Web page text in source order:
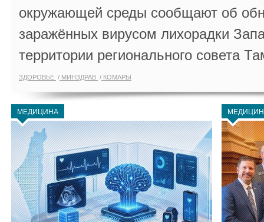
окружающей среды сообщают об
заражённых вирусом лихорадки
территории регионального совета
ЗДОРОВЬЕ МИНЗДРАВ КОМАРЫ
МЕДИЦИНА